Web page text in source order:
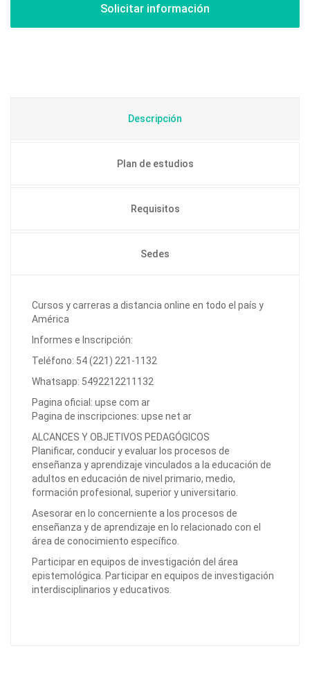
Descripción
Plan de estudios
Requisitos
Sedes
Cursos y carreras a distancia online en todo el país y
América
Informes e Inscripción:
Teléfono: 54 (221) 221-1132
Whatsapp: 5492212211132
Pagina oficial: upse com ar
Pagina de inscripciones: upse net ar
ALCANCES Y OBJETIVOS PEDAGÓGICOS
Planificar, conducir y evaluar los procesos de
enseñanza y aprendizaje vinculados a la educación de
adultos en educación de nivel primario, medio,
formación profesional, superior y universitario.
Asesorar en lo concerniente a los procesos de
enseñanza y de aprendizaje en lo relacionado con el
área de conocimiento específico.
Participar en equipos de investigación del área
epistemológica. Participar en equipos de investigación
interdisciplinarios y educativos.